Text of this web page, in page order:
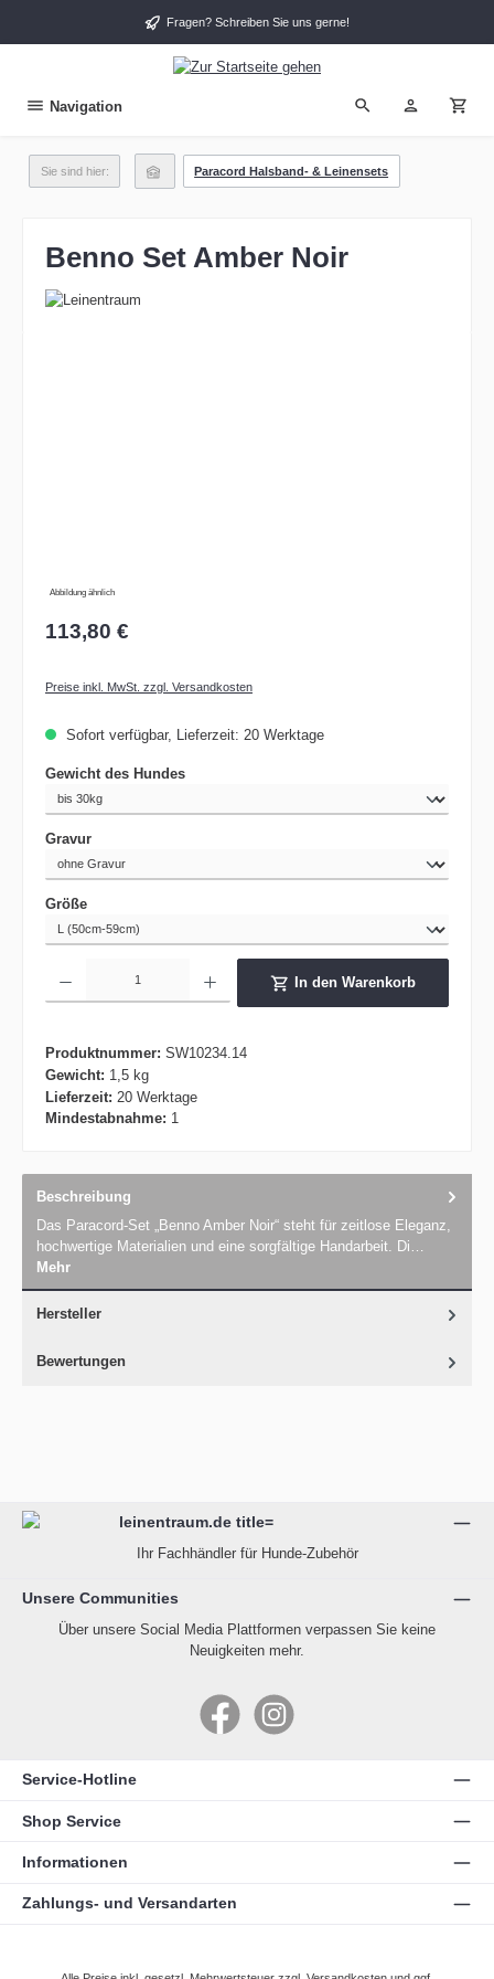
Fragen? Schreiben Sie uns gerne!
Navigation
Sie sind hier: Paracord Halsband- & Leinensets
Benno Set Amber Noir
Abbildung ähnlich
113,80 €
Preise inkl. MwSt. zzgl. Versandkosten
Sofort verfügbar, Lieferzeit: 20 Werktage
Gewicht des Hundesauswählen
Gravurauswählen
Größeauswählen
In den Warenkorb
Produktnummer: SW10234.14
Gewicht: 1,5 kg
Lieferzeit: 20 Werktage
Mindestabnahme: 1
Beschreibung
Das Paracord-Set „Benno Amber Noir“ steht für zeitlose Eleganz,
hochwertige Materialien und eine sorgfältige Handarbeit. Di…
Mehr
Hersteller
Bewertungen
Ihr Fachhändler für Hunde-Zubehör
Unsere Communities
Über unsere Social Media Plattformen verpassen Sie keine
Neuigkeiten mehr.
FacebookInstagram
Service-Hotline
Shop Service
Informationen
Zahlungs- und Versandarten